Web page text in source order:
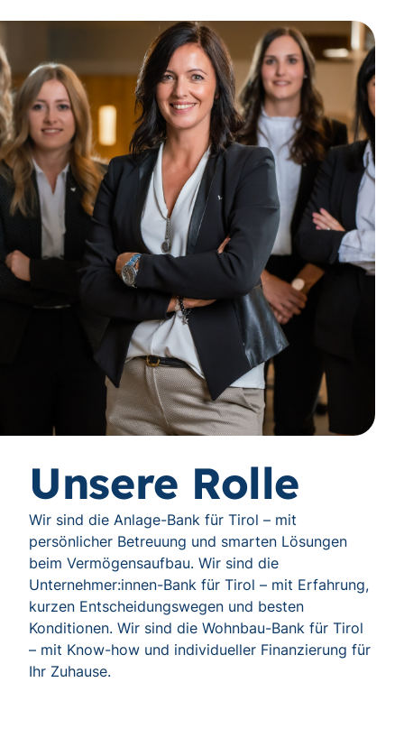
Unsere Rolle
Wir sind die Anlage-Bank für Tirol – mit
persönlicher Betreuung und smarten Lösungen
beim Vermögensaufbau. Wir sind die
Unternehmer:innen-Bank für Tirol – mit Erfahrung,
kurzen Entscheidungswegen und besten
Konditionen. Wir sind die Wohnbau-Bank für Tirol
– mit Know-how und individueller Finanzierung für
Ihr Zuhause.